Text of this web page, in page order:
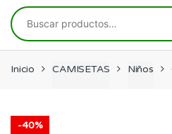
Buscar
por:
Inicio CAMISETAS Niños
-40%